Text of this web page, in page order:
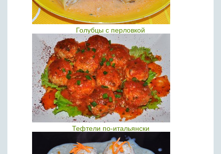
Голубцы с перловкой
Тефтели по-итальянски